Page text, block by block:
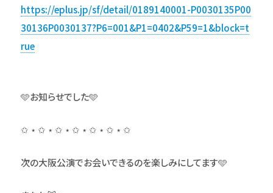
https://eplus.jp/sf/detail/0189140001-P0030135P00
30136P0030137?P6=001&P1=0402&P59=1&block=t
rue
🩵お知らせでした🩵
✩ ⋆ ✩ ⋆ ✩ ⋆ ✩ ⋆ ✩ ⋆ ✩ ⋆ ✩
次の大阪公演でお会いできるのを楽しみにしてます🩵